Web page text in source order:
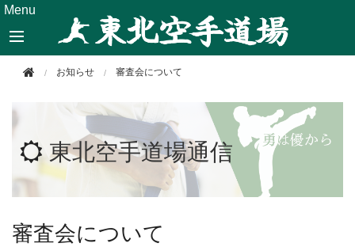
Menu
お知らせ 審査会について
東北空手道場通信
審査会について